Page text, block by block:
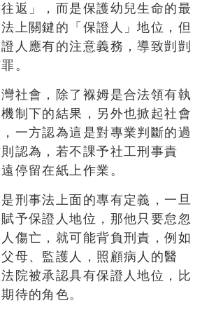
返」，而是保護幼兒生命的最
上關鍵的「保證人」地位，但
人應有的注意義務，導致剴剴
。
社會，除了褓姆是合法領有執
制下的結果，另外也掀起社會
一方認為這是對專業判斷的過
認為，若不課予社工刑事責
停留在紙上作業。
是刑事法上面的專有定義，一旦
予保證人地位，那他只要怠忽
傷亡，就可能背負刑責，例如
母、監護人，照顧病人的醫
院被承認具有保證人地位，比
待的角色。